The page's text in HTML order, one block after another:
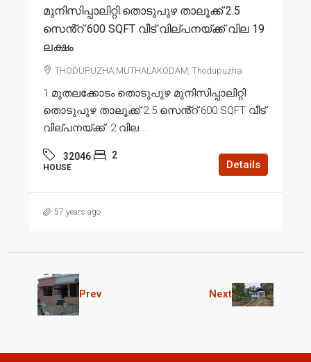
മുനിസിപ്പാലിറ്റി തൊടുപുഴ താലൂക്ക് 2.5
സെൻ്റ് 600 SQFT വീട് വില്പനയ്ക്ക് വില 19
ലക്ഷം
THODUPUZHA,MUTHALAKODAM, Thodupuzha
1.മുതലക്കോടം തൊടുപുഴ മുനിസിപ്പാലിറ്റി
തൊടുപുഴ താലൂക്ക് 2.5 സെൻ്റ് 600 SQFT വീട്
വില്പനയ്ക്ക്. 2.വില...
32046 2
HOUSE Details
57 years ago
Prev Next